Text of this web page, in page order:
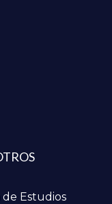
Estudios